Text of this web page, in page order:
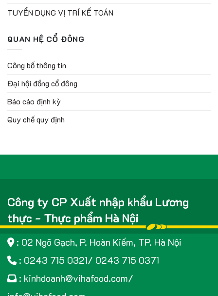
TUYỂN DỤNG VỊ TRÍ KẾ TOÁN
QUAN HỆ CỔ ĐÔNG
Công bố thông tin
Đại hội đồng cổ đông
Báo cáo định kỳ
Quy chế quy định
Công ty CP Xuất nhập khẩu Lương
thực - Thực phẩm Hà Nội
: 02 Ngõ Gạch, P. Hoàn Kiếm, TP. Hà Nội
: 0243 715 0321/ 0243 715 0371
: kinhdoanh@vihafood.com/